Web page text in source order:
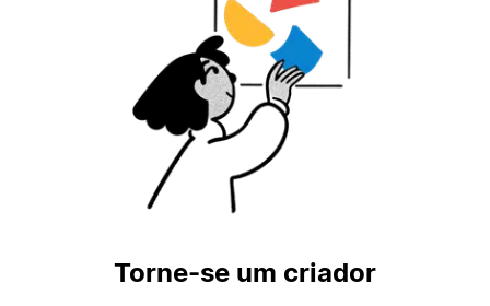
Torne-se um criador